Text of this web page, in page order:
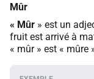
Mûr
« Mûr » est un
fruit est arrivé à
« mûr » est « mûre